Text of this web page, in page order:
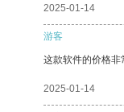
2025-01-14
游客
这款软件的价格非
2025-01-14